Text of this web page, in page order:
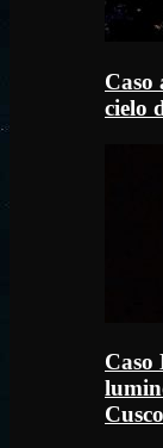
Caso
cielo
Caso